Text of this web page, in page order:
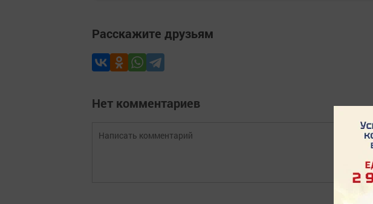
Расскажите друзьям
Нет комментариев